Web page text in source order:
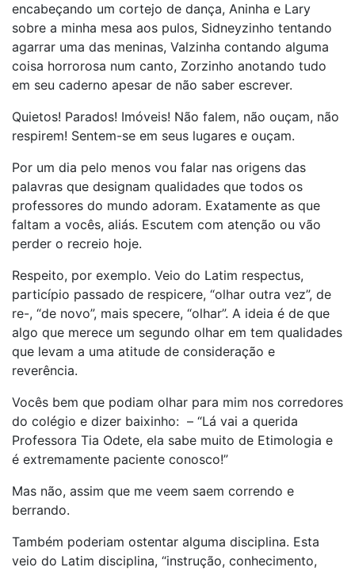
encabeçando um cortejo de dança, Aninha e Lary
sobre a minha mesa aos pulos, Sidneyzinho tentando
agarrar uma das meninas, Valzinha contando alguma
coisa horrorosa num canto, Zorzinho anotando tudo
em seu caderno apesar de não saber escrever.
Quietos! Parados! Imóveis! Não falem, não ouçam, não
respirem! Sentem-se em seus lugares e ouçam.
Por um dia pelo menos vou falar nas origens das
palavras que designam qualidades que todos os
professores do mundo adoram. Exatamente as que
faltam a vocês, aliás. Escutem com atenção ou vão
perder o recreio hoje.
Respeito, por exemplo. Veio do Latim respectus,
particípio passado de respicere, “olhar outra vez”, de
re-, “de novo”, mais specere, “olhar”. A ideia é de que
algo que merece um segundo olhar em tem qualidades
que levam a uma atitude de consideração e
reverência.
Vocês bem que podiam olhar para mim nos corredores
do colégio e dizer baixinho: – “Lá vai a querida
Professora Tia Odete, ela sabe muito de Etimologia e
é extremamente paciente conosco!”
Mas não, assim que me veem saem correndo e
berrando.
Também poderiam ostentar alguma disciplina. Esta
veio do Latim disciplina, “instrução, conhecimento,